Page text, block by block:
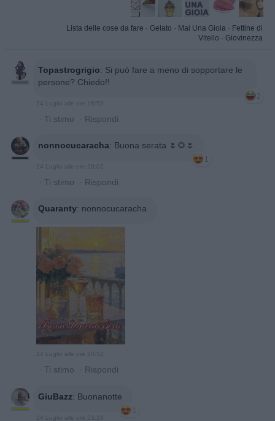
Lista delle cose da fare · Gelato · Mai Una Gioia · Fettine di
Vitello · Giovinezza
Topastrogrigio: Si può fare a meno di sopportare le
persone? Chiedo!!
2
· Ti stimo · Rispondi
nonnocucaracha: Buona serata 🌷🌻🌷
1
· Ti stimo · Rispondi
Quaranty: nonnocucaracha
· Ti stimo · Rispondi
GiuBazz: Buonanotte
1